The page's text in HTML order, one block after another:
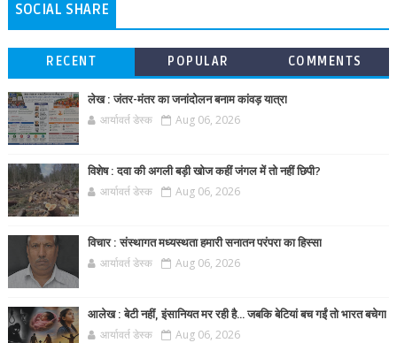
SOCIAL SHARE
RECENT POPULAR COMMENTS
लेख : जंतर-मंतर का जनांदोलन बनाम कांवड़ यात्रा
आर्यावर्त डेस्क Aug 06, 2026
विशेष : दवा की अगली बड़ी खोज कहीं जंगल में तो नहीं छिपी?
आर्यावर्त डेस्क Aug 06, 2026
विचार : संस्थागत मध्यस्थता हमारी सनातन परंपरा का हिस्सा
आर्यावर्त डेस्क Aug 06, 2026
आलेख : बेटी नहीं, इंसानियत मर रही है… जबकि बेटियां बच गईं तो भारत बचेगा
आर्यावर्त डेस्क Aug 06, 2026